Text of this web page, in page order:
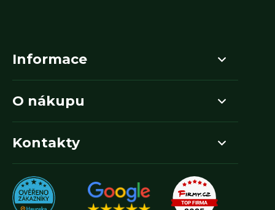
Informace
O nákupu
Kontakty